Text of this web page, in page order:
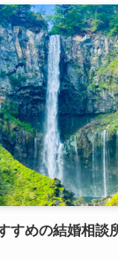
すめの結婚相談